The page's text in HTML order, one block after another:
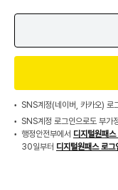
SNS계정(네이버, 카카오) 로
SNS계정 로그인으로도 부가
행정안전부에서 디지털원패
30일부터 디지털원패스 로그